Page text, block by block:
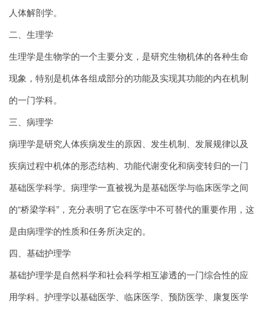
人体解剖学。
二、生理学
生理学是生物学的一个主要分支，是研究生物机体的各种生命
现象，特别是机体各组成部分的功能及实现其功能的内在机制
的一门学科。
三、病理学
病理学是研究人体疾病发生的原因、发生机制、发展规律以及
疾病过程中机体的形态结构、功能代谢变化和病变转归的一门
基础医学科学。病理学一直被视为是基础医学与临床医学之间
的“桥梁学科”，充分表明了它在医学中不可替代的重要作用，这
是由病理学的性质和任务所决定的。
四、基础护理学
基础护理学是自然科学和社会科学相互渗透的一门综合性的应
用学科。护理学以基础医学、临床医学、预防医学、康复医学